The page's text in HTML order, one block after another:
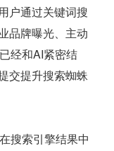
户通过关键词搜
品牌曝光、主动
经和AI紧密结
交提升搜索蜘蛛
搜索引擎结果中